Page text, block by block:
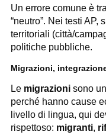
Un errore comune è
“neutro”. Nei testi
territoriali (città/
politiche pubbliche.
Migrazioni,
Le migrazionisono un
perché hanno cause
livello di lingua, qui
rispettoso: migranti,